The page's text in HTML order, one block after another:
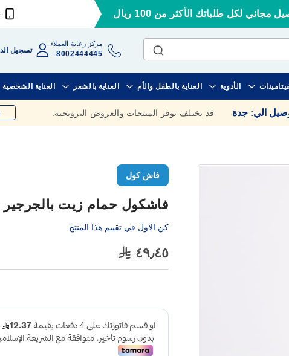
مجاني لكل طلباتك الأكثر من 100 ريال
مركز رعاية العملاء
8002444445 تسجيل
الأدوية العناية بالطفل والأم العناية بالشعر العناية الشخصية
الي: جدة قد يختلف توفر المنتجات والعروض الترويجية.
فاش كول
فاشكول حمام زيت بالجرجير 1500مل
كن الاول في تقييم هذا المنتج
٤٩٫٤٥